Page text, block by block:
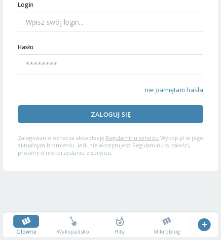
Login
Hasło
nie pamiętam hasła
ZALOGUJ SIĘ
Zalogowanie oznacza akceptację Regulaminu serwisu Wykop.pl w jego
aktualnym brzmieniu. Jeśli nie akceptujesz Regulaminu w całości,
prosimy o niekorzystanie z serwisu.
Główna Wykopalisko Hity Mikroblog